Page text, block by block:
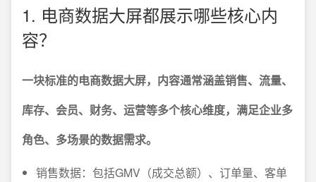
1. 电商数据大屏都展示哪些核心内
容？
一块标准的电商数据大屏，内容通常涵盖销售、流量、
库存、会员、财务、运营等多个核心维度，满足企业多
角色、多场景的数据需求。
销售数据：包括GMV（成交总额）、订单量、客单